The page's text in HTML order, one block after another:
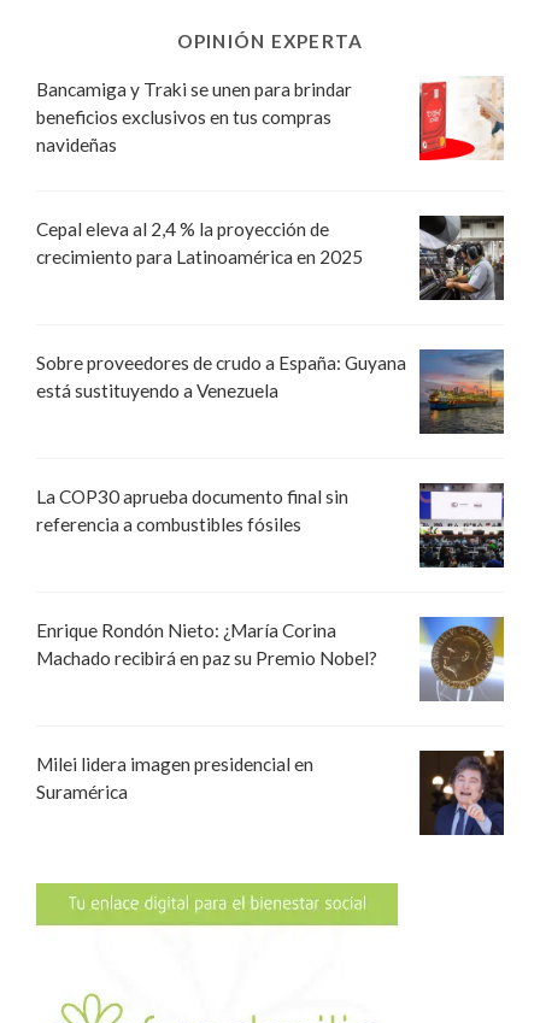
OPINIÓN EXPERTA
Bancamiga y Traki se unen para brindar
beneficios exclusivos en tus compras
navideñas
Cepal eleva al 2,4 % la proyección de
crecimiento para Latinoamérica en 2025
Sobre proveedores de crudo a España: Guyana
está sustituyendo a Venezuela
La COP30 aprueba documento final sin
referencia a combustibles fósiles
Enrique Rondón Nieto: ¿María Corina
Machado recibirá en paz su Premio Nobel?
Milei lidera imagen presidencial en
Suramérica